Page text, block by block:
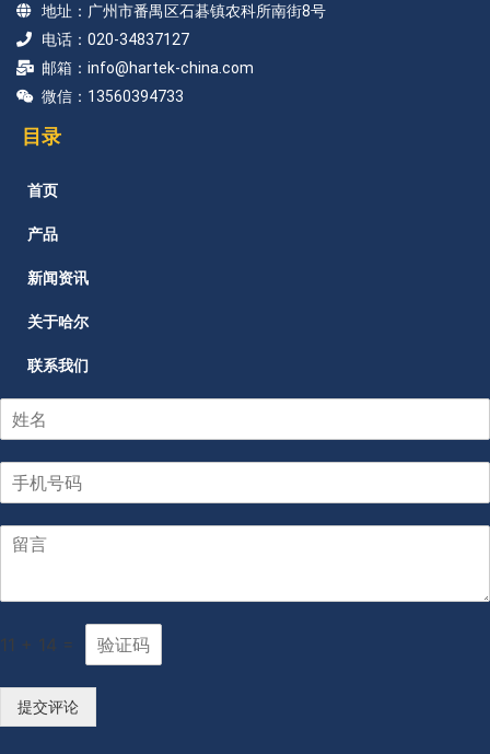
地址：广州市番禺区石碁镇农科所南街8号
电话：020-34837127
邮箱：info@hartek-china.com
微信：13560394733
目录
首页
产品
新闻资讯
关于哈尔
联系我们
11 + 14 =
提交评论